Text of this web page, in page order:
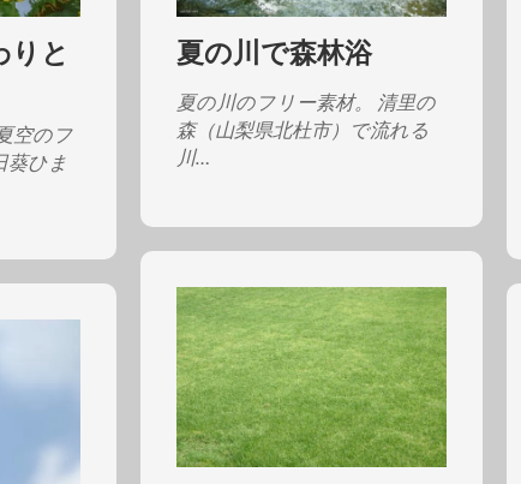
りと
空のフ
葵ひま
夏の川で森林浴
夏の川のフリー素材。 清里の
森（山梨県北杜市）で流れる
川…